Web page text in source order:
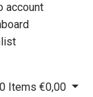
account
0 Items €0,00